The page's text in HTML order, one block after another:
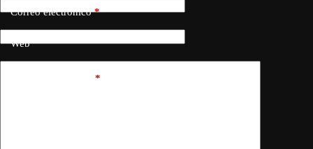
Correo electrónico*
Web
*